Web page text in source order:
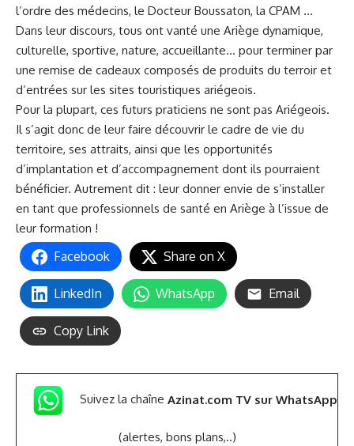
l’ordre des médecins, le Docteur Boussaton, la CPAM …
Dans leur discours, tous ont vanté une Ariège dynamique,
culturelle, sportive, nature, accueillante… pour terminer par
une remise de cadeaux composés de produits du terroir et
d’entrées sur les sites touristiques ariégeois.
Pour la plupart, ces futurs praticiens ne sont pas Ariégeois.
Il s’agit donc de leur faire découvrir le cadre de vie du
territoire, ses attraits, ainsi que les opportunités
d’implantation et d’accompagnement dont ils pourraient
bénéficier. Autrement dit : leur donner envie de s’installer
en tant que professionnels de santé en Ariège à l’issue de
leur formation !
Facebook Share on X
LinkedIn WhatsApp Email
Copy Link
Suivez la chaîne Azinat.com TV sur WhatsApp
(alertes, bons plans,..)